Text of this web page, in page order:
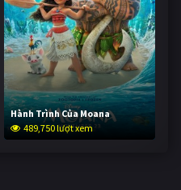
Hành Trình Của Moana
489,750 lượt xem